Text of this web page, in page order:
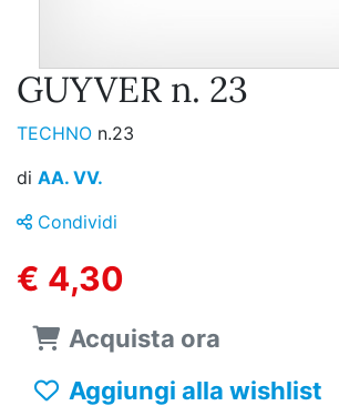
GUYVER n. 23
TECHNO n.23
di AA. VV.
Condividi
€ 4,30
Acquista ora
Aggiungi alla wishlist